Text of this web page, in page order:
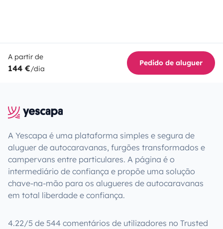
A partir de
144 €/dia
Pedido de aluguer
A Yescapa é uma plataforma simples e segura de
aluguer de autocaravanas, furgões transformados e
campervans entre particulares. A página é o
intermediário de confiança e propõe uma solução
chave-na-mão para os alugueres de autocaravanas
em total liberdade e confiança.
4.22/5 de 544 comentários de utilizadores no Trusted